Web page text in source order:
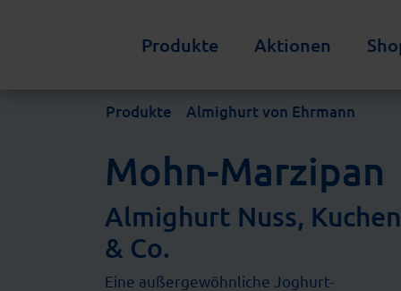
Produkte Aktionen
Produkte Almighurt von Ehrmann
Mohn-Marzipan
Almighurt Nuss, Kuchen
& Co.
Eine außergewöhnliche Joghurt-